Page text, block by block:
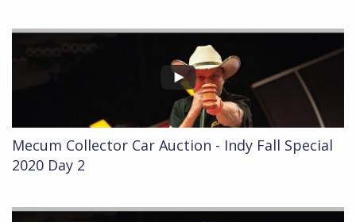
Mecum Collector Car Auction - Indy Fall Special
2020 Day 2